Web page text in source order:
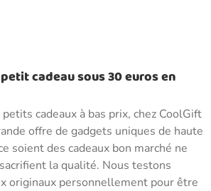
cadeau sous 30 euros en
cadeaux à bas prix, chez CoolGift
offre de gadgets uniques de haute
soient des cadeaux bon marché ne
la qualité. Nous testons
originaux personnellement pour être